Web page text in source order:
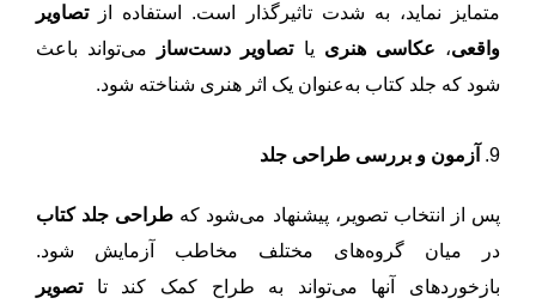
متمایز نماید، به شدت تاثیرگذار است. استفاده ازتصاویر
واقعی، عکاسی هنری یاتصاویر دست‌ساز
می‌تواند باعث
شود که جلد کتاب به‌عنوان یک اثر هنری شناخته شود.
9. آزمون و بررسی طراحی جلد
پس از انتخاب تصویر، پیشنهاد می‌شود که طراحی جلد کتاب
در میان گروه‌های مختلف مخاطب آزمایش شود.
بازخوردهای آنها می‌تواند به طراح کمک کند تاتصویر